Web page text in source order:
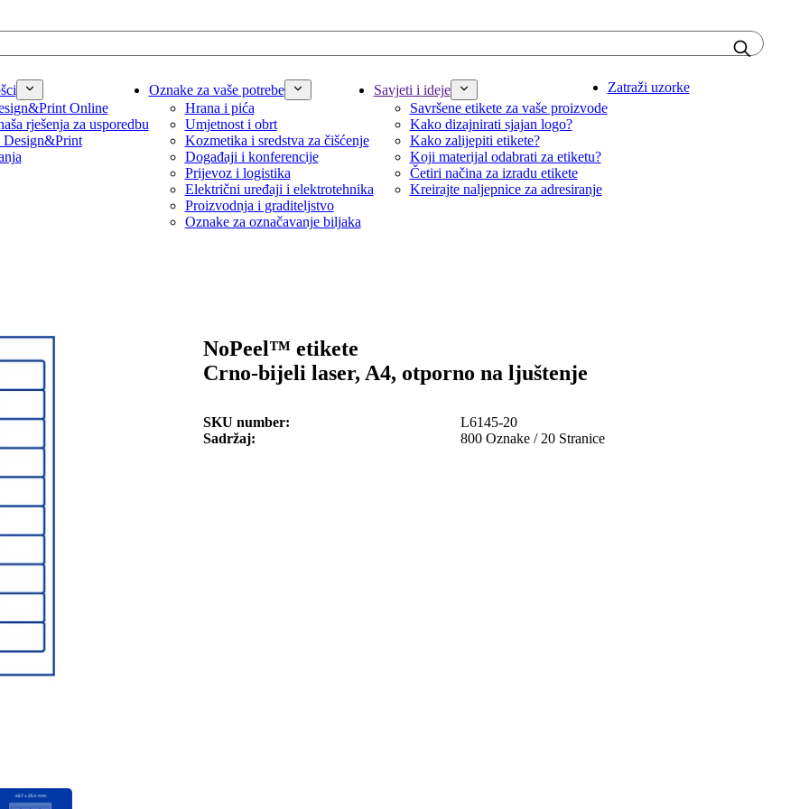
Online
rješenja za usporedbu
Design&Print
Oznake za vaše potrebe
Hrana i pića
Umjetnost i obrt
Kozmetika i sredstva za čišćenje
Događaji i konferencije
Prijevoz i logistika
Električni uređaji i elektrotehnika
Proizvodnja i graditeljstvo
Oznake za označavanje biljaka
Savjeti i ideje
Savršene etikete za vaše proizvode
Kako dizajnirati sjajan logo?
Kako zalijepiti etikete?
Koji materijal odabrati za etiketu?
Četiri načina za izradu etikete
Kreirajte naljepnice za adresiranje
Zatraži uzorke
NoPeel™ etikete
Crno-bijeli laser, A4, otporno na ljuštenje
SKU number
L6145-20
Sadržaj
800 Oznake / 20 Stranice